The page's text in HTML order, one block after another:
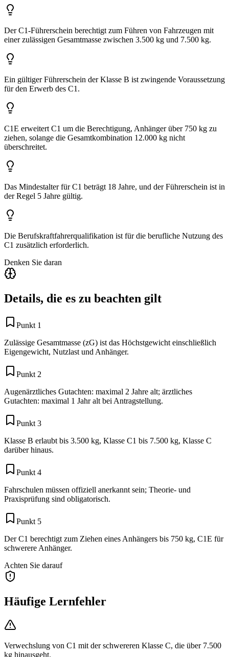
Der C1-Führerschein berechtigt zum Führen von Fahrzeugen mit
einer zulässigen Gesamtmasse zwischen 3.500 kg und 7.500 kg.
Ein gültiger Führerschein der Klasse B ist zwingende Voraussetzung
für den Erwerb des C1.
C1E erweitert C1 um die Berechtigung, Anhänger über 750 kg zu
ziehen, solange die Gesamtkombination 12.000 kg nicht
überschreitet.
Das Mindestalter für C1 beträgt 18 Jahre, und der Führerschein ist in
der Regel 5 Jahre gültig.
Die Berufskraftfahrerqualifikation ist für die berufliche Nutzung des
C1 zusätzlich erforderlich.
Denken Sie daran
Details, die es zu beachten gilt
Punkt 1
Zulässige Gesamtmasse (zG) ist das Höchstgewicht einschließlich
Eigengewicht, Nutzlast und Anhänger.
Punkt 2
Augenärztliches Gutachten: maximal 2 Jahre alt; ärztliches
Gutachten: maximal 1 Jahr alt bei Antragstellung.
Punkt 3
Klasse B erlaubt bis 3.500 kg, Klasse C1 bis 7.500 kg, Klasse C
darüber hinaus.
Punkt 4
Fahrschulen müssen offiziell anerkannt sein; Theorie- und
Praxisprüfung sind obligatorisch.
Punkt 5
Der C1 berechtigt zum Ziehen eines Anhängers bis 750 kg, C1E für
schwerere Anhänger.
Achten Sie darauf
Häufige Lernfehler
Verwechslung von C1 mit der schwereren Klasse C, die über 7.500
kg hinausgeht.